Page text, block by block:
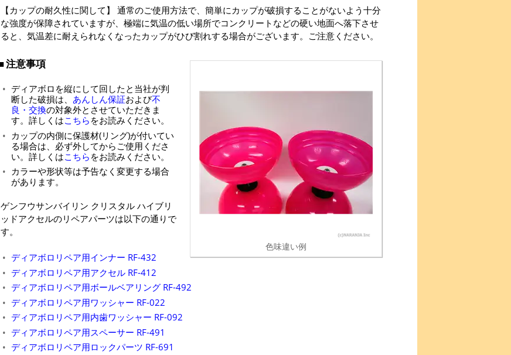
【カップの耐久性に関して】 通常のご使用方法で、簡単にカップが破損することがないよう十分
な強度が保障されていますが、極端に気温の低い場所でコンクリートなどの硬い地面へ落下させ
ると、気温差に耐えられなくなったカップがひび割れする場合がございます。ご注意ください。
色味違い例
注意事項
ディアボロを縦にして回したと当社が判
断した破損は、 あんしん保証および不
良・交換の対象外とさせていただきま
す。詳しくはこちら をお読みください。
カップの内側に保護材(リング)が付いてい
る場合は、必ず外してからご使用くださ
い。詳しくはこちら をお読みください。
カラーや形状等は予告なく変更する場合
があります。
ゲンフウサンバイリン クリスタル ハイブリ
ッドアクセルのリペアパーツは以下の通りで
す。
ディアボロリペア用インナー RF-432
ディアボロリペア用アクセル RF-412
ディアボロリペア用ボールベアリング RF-492
ディアボロリペア用ワッシャー RF-022
ディアボロリペア用内歯ワッシャー RF-092
ディアボロリペア用スペーサー RF-491
ディアボロリペア用ロックパーツ RF-691